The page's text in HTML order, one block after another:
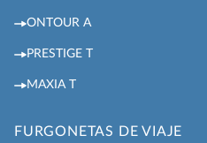
ONTOUR A
PRESTIGE T
MAXIA T
FURGONETAS DE VIAJE